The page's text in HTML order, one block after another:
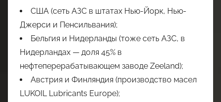
США (сеть АЗС в штатах Нью-Йорк, Нью-
Джерси и Пенсильвания);
Бельгия и Нидерланды (тоже сеть АЗС, в
Нидерландах — доля 45% в
нефтеперерабатывающем заводе Zeeland);
Австрия и Финляндия (производство масел
LUKOIL Lubricants Europe);